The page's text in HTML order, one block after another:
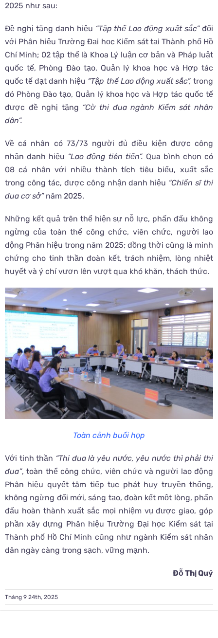
2025 như sau:
Đề nghị tặng danh hiệu “Tập thể Lao động xuất sắc”đối
với Phân hiệu Trường Đại học Kiểm sát tại Thành phố Hồ
Chí Minh; 02 tập thể là Khoa Lý luận cơ bản và Pháp luật
quốc tế, Phòng Đào tạo, Quản lý khoa học và Hợp tác
quốc tế đạt danh hiệu “Tập thể Lao động xuất sắc”, trong
đó Phòng Đào tạo, Quản lý khoa học và Hợp tác quốc tế
được đề nghị tặng “Cờ thi đua ngành Kiểm sát nhân
dân”.
Về cá nhân có 73/73 người đủ điều kiện được công
nhận danh hiệu “Lao động tiên tiến”. Qua bình chọn có
08 cá nhân với nhiều thành tích tiêu biểu, xuất sắc
trong công tác, được công nhận danh hiệu “Chiến sĩ thi
đua cơ sở” năm 2025.
Những kết quả trên thể hiện sự nỗ lực, phấn đấu không
ngừng của toàn thể công chức, viên chức, người lao
động Phân hiệu trong năm 2025; đồng thời cũng là minh
chứng cho tinh thần đoàn kết, trách nhiệm, lòng nhiệt
huyết và ý chí vươn lên vượt qua khó khăn, thách thức.
Toàn cảnh buổi họp
Với tinh thần “Thi đua là yêu nước, yêu nước thì phải thi
đua”, toàn thể công chức, viên chức và người lao động
Phân hiệu quyết tâm tiếp tục phát huy truyền thống,
không ngừng đổi mới, sáng tạo, đoàn kết một lòng, phấn
đấu hoàn thành xuất sắc mọi nhiệm vụ được giao, góp
phần xây dựng Phân hiệu Trường Đại học Kiểm sát tại
Thành phố Hồ Chí Minh cũng như ngành Kiểm sát nhân
dân ngày càng trong sạch, vững mạnh.
Đỗ Thị Quý
Tháng 9 24th, 2025